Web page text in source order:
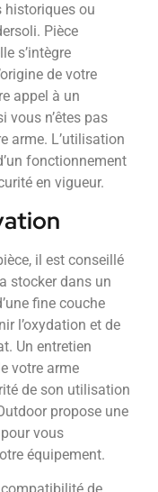
historiques ou
Pièce
s’intègre
de votre
appel à un
vous n’êtes pas
arme. L’utilisation
fonctionnement
en vigueur.
il est conseillé
stocker dans un
fine couche
l’oxydation et de
Un entretien
votre arme
de son utilisation
propose une
vous
équipement.